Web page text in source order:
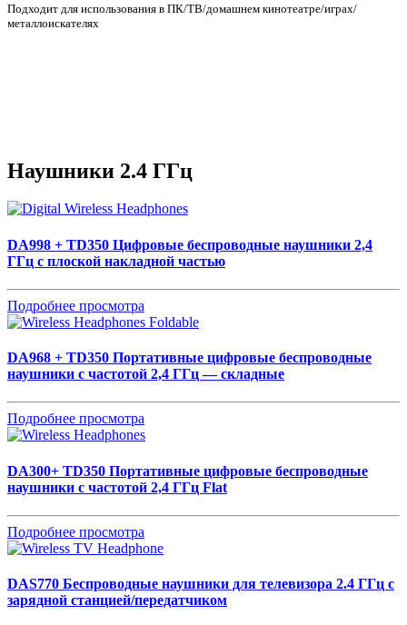
Подходит для использования в ПК/ТВ/домашнем кинотеатре/играх/
металлоискателях
Проверьте сейчас >>
Наушники 2.4 ГГц
DA998 + TD350 Цифровые беспроводные наушники 2,4
ГГц с плоской накладной частью
Подробнее просмотра
DA968 + TD350 Портативные цифровые беспроводные
наушники с частотой 2,4 ГГц — складные
Подробнее просмотра
DA300+ TD350 Портативные цифровые беспроводные
наушники с частотой 2,4 ГГц Flat
Подробнее просмотра
DAS770 Беспроводные наушники для телевизора 2.4 ГГц с
зарядной станцией/передатчиком